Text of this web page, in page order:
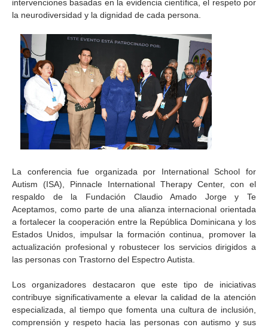
intervenciones basadas en la evidencia científica, el respeto por
la neurodiversidad y la dignidad de cada persona.
La conferencia fue organizada por International School for
Autism (ISA), Pinnacle International Therapy Center, con el
respaldo de la Fundación Claudio Amado Jorge y Te
Aceptamos, como parte de una alianza internacional orientada
a fortalecer la cooperación entre la República Dominicana y los
Estados Unidos, impulsar la formación continua, promover la
actualización profesional y robustecer los servicios dirigidos a
las personas con Trastorno del Espectro Autista.
Los organizadores destacaron que este tipo de iniciativas
contribuye significativamente a elevar la calidad de la atención
especializada, al tiempo que fomenta una cultura de inclusión,
comprensión y respeto hacia las personas con autismo y sus